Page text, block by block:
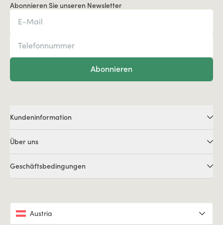
Abonnieren Sie unseren Newsletter
Abonnieren
Kundeninformation
Über uns
Geschäftsbedingungen
Austria